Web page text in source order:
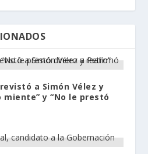
a Simón Vélez y
y “No le prestó